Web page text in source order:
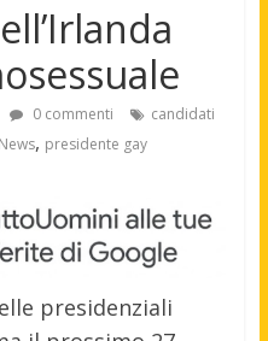
0 commenti
candidati
News, presidente gay
presidenziali